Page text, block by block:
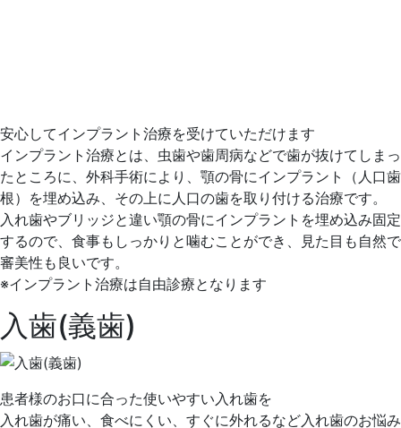
安心してインプラント治療を受けていただけます
インプラント治療とは、虫歯や歯周病などで歯が抜けてしまっ
たところに、外科手術により、顎の骨にインプラント（人口歯
根）を埋め込み、その上に人口の歯を取り付ける治療です。
入れ歯やブリッジと違い顎の骨にインプラントを埋め込み固定
するので、食事もしっかりと噛むことができ、見た目も自然で
審美性も良いです。
※インプラント治療は自由診療となります
入歯(義歯)
患者様のお口に合った使いやすい入れ歯を
入れ歯が痛い、食べにくい、すぐに外れるなど入れ歯のお悩み